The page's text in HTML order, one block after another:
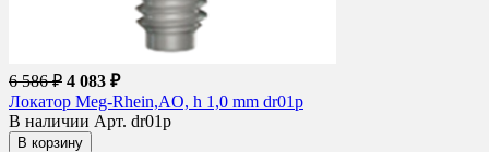
6 586 ₽ 4 083 ₽
Локатор Meg-Rhein,AO, h 1,0 mm dr01p
В наличии Арт. dr01p
В корзину